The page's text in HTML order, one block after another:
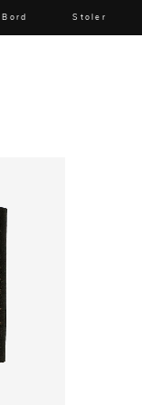
Bord Stoler